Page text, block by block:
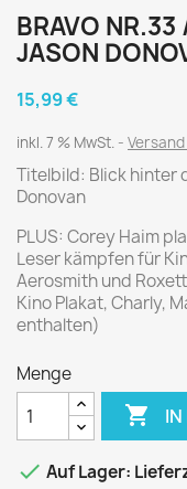
BRAVO
JASON
15,99 €
inkl. 7 % MwSt.
Titelbild: Blick hinter
Donovan
PLUS: Corey Haim
Leser kämpfen für
Aerosmith und
Kino Plakat, Charly,
enthalten)
Menge

 Auf Lager: